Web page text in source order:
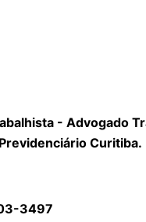
- Advogado
Curitiba.
3497